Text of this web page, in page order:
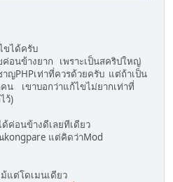
ขได้ครับ
อนข้างยาก เพราะเป็นสคริปใหญ่
ญPHPเท่าที่ควรด้วยครับ แต่ถ้าเป็น
น เขาบอกว่าแก้ไขไม่ยากเท่าที่
ว้)
ค่อนข้างดีเลยทีเดียว
แต่คิดว่าMod
แต่โดเมนเดียว